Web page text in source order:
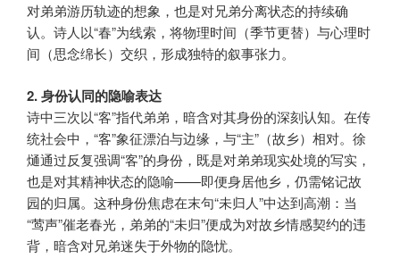
对弟弟游历轨迹的想象，也是对兄弟分离状态的持续确
认。诗人以“春”为线索，将物理时间（季节更替）与心理时
间（思念绵长）交织，形成独特的叙事张力。
2. 身份认同的隐喻表达
诗中三次以“客”指代弟弟，暗含对其身份的深刻认知。在传
统社会中，“客”象征漂泊与边缘，与“主”（故乡）相对。徐
熥通过反复强调“客”的身份，既是对弟弟现实处境的写实，
也是对其精神状态的隐喻——即便身居他乡，仍需铭记故
园的归属。这种身份焦虑在末句“未归人”中达到高潮：当
“莺声”催老春光，弟弟的“未归”便成为对故乡情感契约的违
背，暗含对兄弟迷失于外物的隐忧。